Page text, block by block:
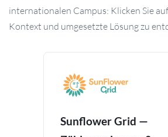
internationalen Campus: Klicken Sie
Kontext und umgesetzte Lösung zu
Sunflower Grid —